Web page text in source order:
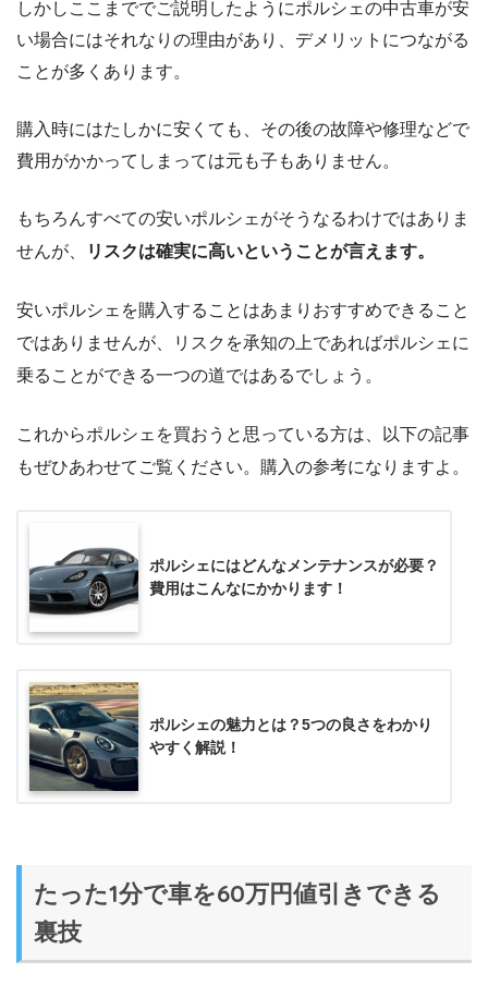
しかしここまででご説明したようにポルシェの中古車が安
い場合にはそれなりの理由があり、デメリットにつながる
ことが多くあります。
購入時にはたしかに安くても、その後の故障や修理などで
費用がかかってしまっては元も子もありません。
もちろんすべての安いポルシェがそうなるわけではありま
せんが、
リスクは確実に高いということが言えます。
安いポルシェを購入することはあまりおすすめできること
ではありませんが、リスクを承知の上であればポルシェに
乗ることができる一つの道ではあるでしょう。
これからポルシェを買おうと思っている方は、以下の記事
もぜひあわせてご覧ください。購入の参考になりますよ。
ポルシェにはどんなメンテナンスが必要？
費用はこんなにかかります！
ポルシェの魅力とは？5つの良さをわかり
やすく解説！
たった1分で車を60万円値引きできる
裏技